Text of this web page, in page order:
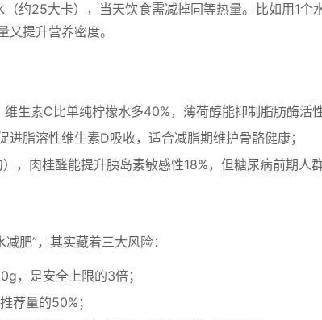
（约25大卡），当天饮食需减掉同等热量。比如用1个
提升营养密度。
生素C比单纯柠檬水多40%，薄荷醇能抑制脂肪酶活
进脂溶性维生素D吸收，适合减脂期维护骨骼健康；
，肉桂醛能提升胰岛素敏感性18%，但糖尿病前期人
肥”，其实藏着三大风险：
，是安全上限的3倍；
荐量的50%；